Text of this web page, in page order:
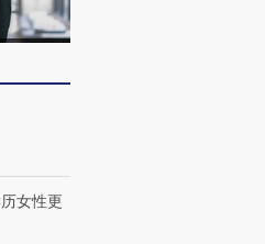
女性更